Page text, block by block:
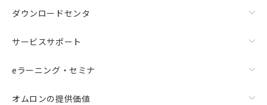
ダウンロードセンタ
サービスサポート
eラーニング・セミナ
オムロンの提供価値